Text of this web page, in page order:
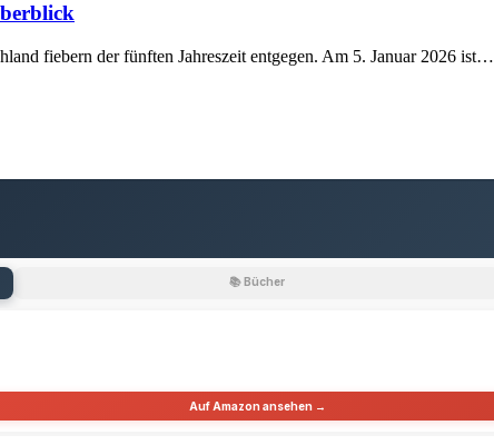
fiebern der fünften Jahreszeit entgegen. Am 5. Januar 2026 ist…
📚 Bücher
Auf Amazon ansehen →